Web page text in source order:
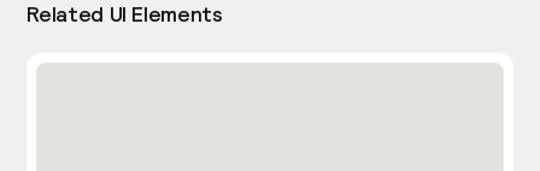
Related UI Elements